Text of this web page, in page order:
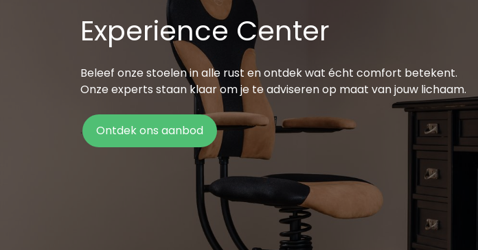
Experience Center
Beleef onze stoelen in alle rust en ontdek wat écht comfort betekent.
Onze experts staan klaar om je te adviseren op maat van jouw lichaam.
. Ontdek ons aanbod